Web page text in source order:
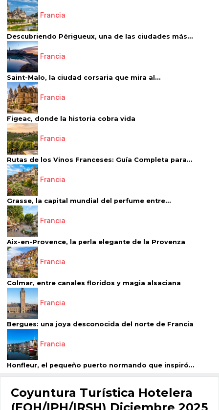
Francia
Descubriendo Périgueux, una de las ciudades más...
Francia
Saint-Malo, la ciudad corsaria que mira al...
Francia
Figeac, donde la historia cobra vida
Francia
Rutas de los Vinos Franceses: Guía Completa para...
Francia
Grasse, la capital mundial del perfume entre...
Francia
Aix-en-Provence, la perla elegante de la Provenza
Francia
Colmar, entre canales floridos y magia alsaciana
Francia
Bergues: una joya desconocida del norte de Francia
Francia
Honfleur, el pequeño puerto normando que inspiró...
Coyuntura Turística Hotelera
(EOH/IPH/IRSH) Diciembre 2025